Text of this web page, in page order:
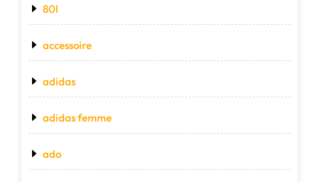
80l
accessoire
adidas
adidas femme
ado